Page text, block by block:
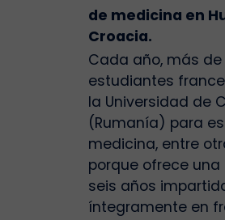
de medicina en
Croacia.
Cada año, más de
estudiantes
la Universidad de
(Rumanía) para
medicina, entre
porque ofrece
seis años
íntegramente en